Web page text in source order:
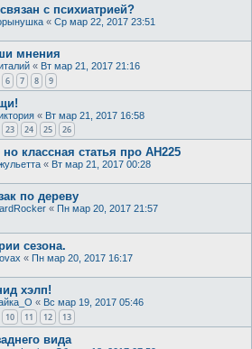
с психиатрией?
« Ср мар 22, 2017 23:51
мнения
« Вт мар 21, 2017 21:16
6 7 8 9
« Вт мар 21, 2017 16:58
23 24 25 26
классная статья про АН225
« Вт мар 21, 2017 00:28
по дереву
« Пн мар 20, 2017 21:57
сезона.
« Пн мар 20, 2017 16:17
хэлп!
« Вс мар 19, 2017 05:46
10 11 12 13
вида